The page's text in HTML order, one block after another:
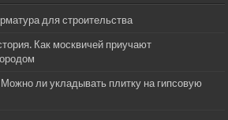
для строительства
Как москвичей приучают
Можно ли укладывать плитку на гипсовую